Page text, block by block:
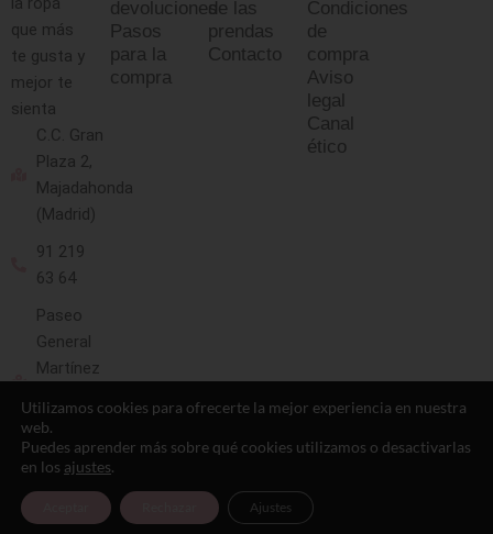
que más
te gusta y
mejor te
sienta
C.C. Gran
Plaza 2,
Majadahonda
(Madrid)
91 219
63 64
Paseo
General
Martínez
13
(Madrid)
devoluciones
Pasos
para la
compra
de las
prendas
Contacto
Condiciones
de
compra
Aviso
legal
Canal
ético
Utilizamos cookies para ofrecerte la mejor experiencia en nuestra
web.
Puedes aprender más sobre qué cookies utilizamos o desactivarlas
en los ajustes.
Ajustes